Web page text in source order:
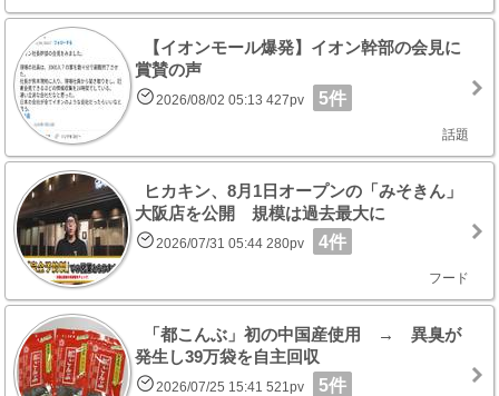
【イオンモール爆発】イオン幹部の会見に
賞賛の声
2026/08/02 05:13 427pv 5件
話題
ヒカキン、8月1日オープンの「みそきん」
大阪店を公開 規模は過去最大に
2026/07/31 05:44 280pv 4件
フード
「都こんぶ」初の中国産使用 → 異臭が
発生し39万袋を自主回収
2026/07/25 15:41 521pv 5件